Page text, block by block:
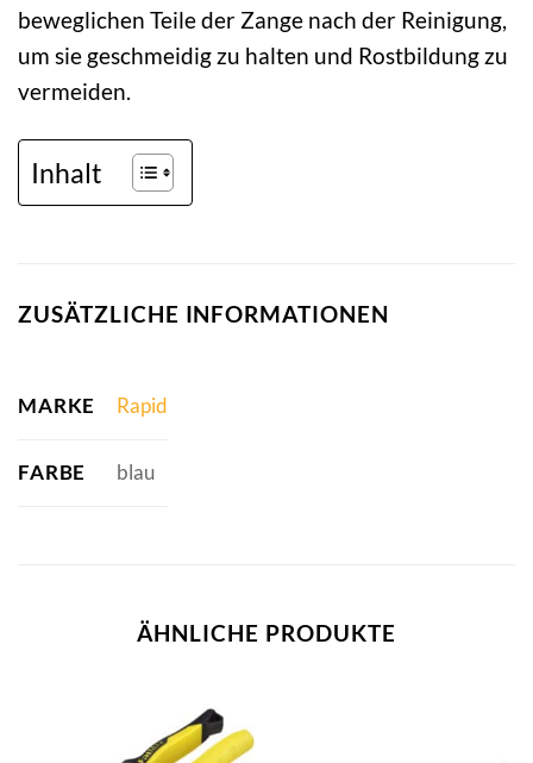
beweglichen Teile der Zange nach der Reinigung,
um sie geschmeidig zu halten und Rostbildung zu
vermeiden.
Inhalt
ZUSÄTZLICHE INFORMATIONEN
MARKE Rapid
FARBE blau
ÄHNLICHE PRODUKTE